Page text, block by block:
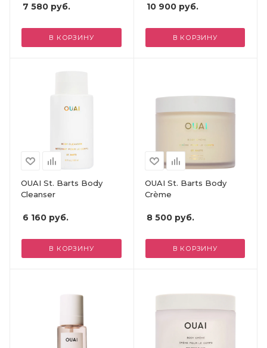
7 580 руб.
В КОРЗИНУ
10 900руб.
В КОРЗИНУ
OUAI St. Barts Body
Cleanser
6 160 руб.
В КОРЗИНУ
OUAI St. Barts Body
Crème
8 500руб.
В КОРЗИНУ